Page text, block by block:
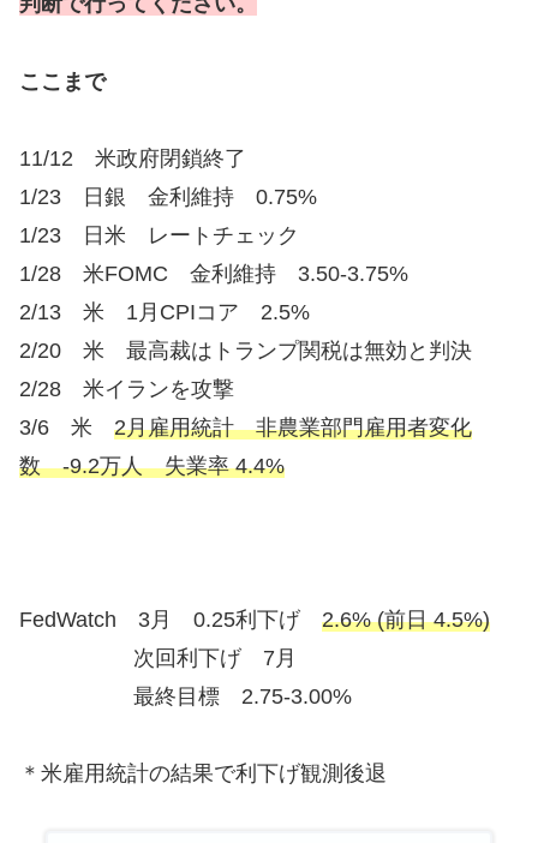
ここまで
11/12 米政府閉鎖終了
1/23 日銀 金利維持 0.75%
1/23 日米 レートチェック
1/28 米FOMC 金利維持 3.50-3.75%
2/13 米 1月CPIコア 2.5%
2/20 米 最高裁はトランプ関税は無効と判決
2/28 米イランを攻撃
3/6 米 2月雇用統計 非農業部門雇用者変化
数 -9.2万人 失業率 4.4%
FedWatch 3月 0.25利下げ 2.6% (前日 4.5%)
次回利下げ 7月
最終目標 2.75-3.00%
＊米雇用統計の結果で利下げ観測後退